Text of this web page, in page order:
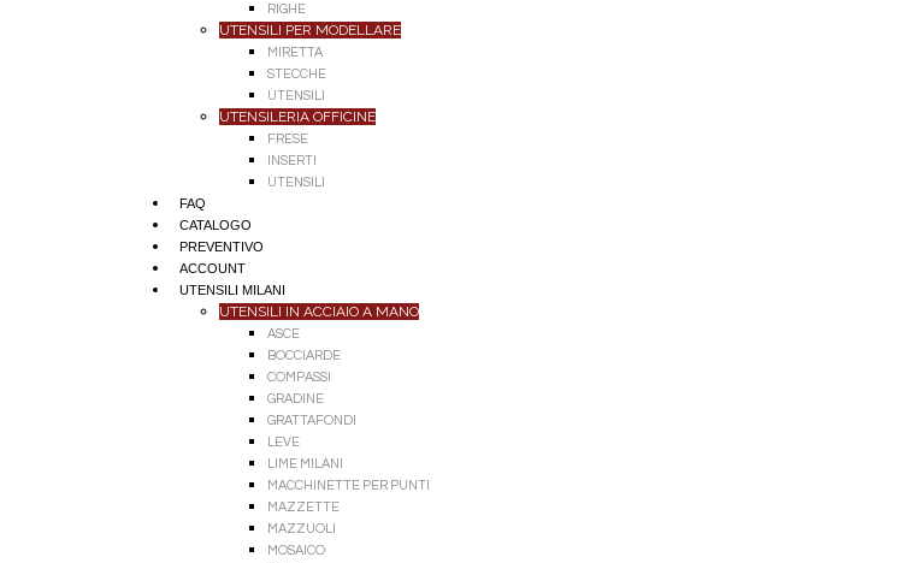
RIGHE
UTENSILI PER MODELLARE
MIRETTA
STECCHE
UTENSILI
UTENSILERIA OFFICINE
FRESE
INSERTI
UTENSILI
FAQ
CATALOGO
PREVENTIVO
ACCOUNT
UTENSILI MILANI
UTENSILI IN ACCIAIO A MANO
ASCE
BOCCIARDE
COMPASSI
GRADINE
GRATTAFONDI
LEVE
LIME MILANI
MACCHINETTE PER PUNTI
MAZZETTE
MAZZUOLI
MOSAICO